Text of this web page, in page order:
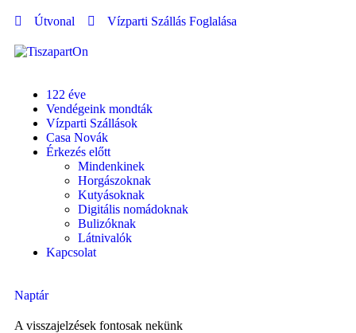
Útvonal Vízparti Szállás Foglalása
122 éve
Vendégeink mondták
Vízparti Szállások
Casa Novák
Érkezés előtt
Mindenkinek
Horgászoknak
Kutyásoknak
Digitális nomádoknak
Bulizóknak
Látnivalók
Kapcsolat
Naptár
A visszajelzések fontosak nekünk